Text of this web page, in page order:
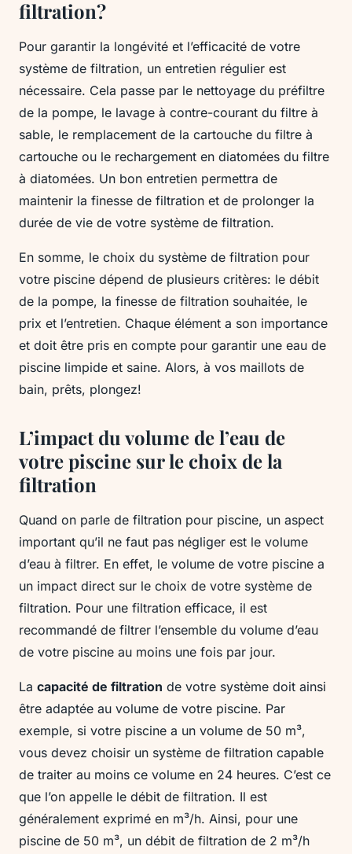
filtration?
Pour garantir la longévité et l’efficacité de votre
système de filtration, un entretien régulier est
nécessaire. Cela passe par le nettoyage du préfiltre
de la pompe, le lavage à contre-courant du filtre à
sable, le remplacement de la cartouche du filtre à
cartouche ou le rechargement en diatomées du filtre
à diatomées. Un bon entretien permettra de
maintenir la finesse de filtration et de prolonger la
durée de vie de votre système de filtration.
En somme, le choix du système de filtration pour
votre piscine dépend de plusieurs critères: le débit
de la pompe, la finesse de filtration souhaitée, le
prix et l’entretien. Chaque élément a son importance
et doit être pris en compte pour garantir une eau de
piscine limpide et saine. Alors, à vos maillots de
bain, prêts, plongez!
L’impact du volume de l’eau de
votre piscine sur le choix de la
filtration
Quand on parle de filtration pour piscine, un aspect
important qu’il ne faut pas négliger est le volume
d’eau à filtrer. En effet, le volume de votre piscine a
un impact direct sur le choix de votre système de
filtration. Pour une filtration efficace, il est
recommandé de filtrer l’ensemble du volume d’eau
de votre piscine au moins une fois par jour.
La capacité de filtration de votre système doit ainsi
être adaptée au volume de votre piscine. Par
exemple, si votre piscine a un volume de 50 m³,
vous devez choisir un système de filtration capable
de traiter au moins ce volume en 24 heures. C’est ce
que l’on appelle le débit de filtration. Il est
généralement exprimé en m³/h. Ainsi, pour une
piscine de 50 m³, un débit de filtration de 2 m³/h